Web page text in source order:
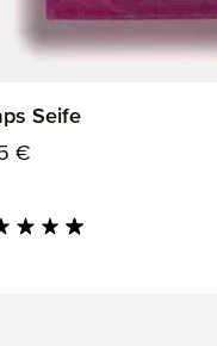
Seife
Preis:
€